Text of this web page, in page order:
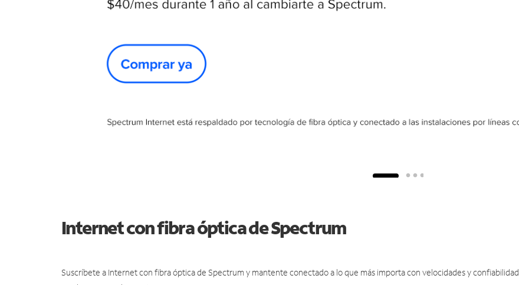
Internet con fibra óptica de Spectrum
Suscríbete a Internet con fibra óptica de Spectrum y mantente conectado a lo que más importa con velocidades y confiabilidad